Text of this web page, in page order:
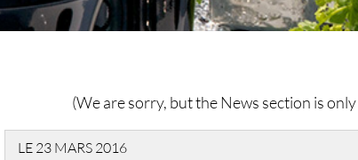
(We are sorry, but the News section is
LE 23 MARS 2016